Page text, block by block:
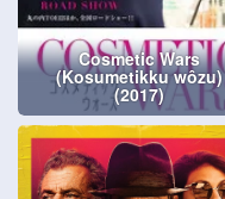
Cosmetic Wars
(Kosumetikku wôzu)
(2017)